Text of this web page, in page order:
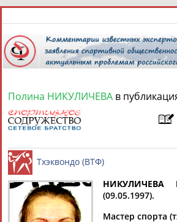
8 августа
СПОРТСМЕНЫ, ТРЕНЕРЫ И
Найдено: 13181персон
Полина НИКУЛИЧЕВА в
Тхэквондо (ВТФ)
НИКУЛИЧЕВА
(09.05.1997).
Мастер спорта